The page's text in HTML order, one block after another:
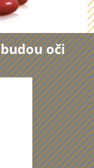
oči